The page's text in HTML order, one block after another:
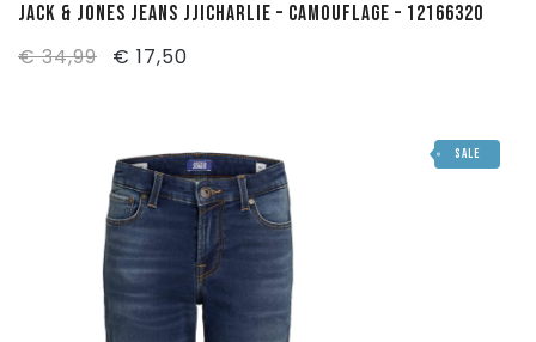
JACK & JONES JEANS JJICHARLIE – CAMOUFLAGE – 12166320
€34,99
Il
era:
€ 34,99.
€ 17,50
è:
€ 17,50.
SALE